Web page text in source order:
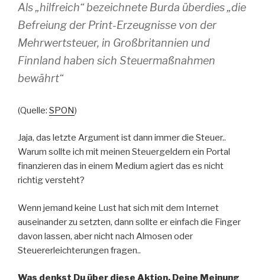
Als „hilfreich“ bezeichnete Burda überdies „die
Befreiung der Print-Erzeugnisse von der
Mehrwertsteuer, in Großbritannien und
Finnland haben sich Steuermaßnahmen
bewährt“
(Quelle: SPON)
Jaja, das letzte Argument ist dann immer die Steuer..
Warum sollte ich mit meinen Steuergeldern ein Portal
finanzieren das in einem Medium agiert das es nicht
richtig versteht?
Wenn jemand keine Lust hat sich mit dem Internet
auseinander zu setzten, dann sollte er einfach die Finger
davon lassen, aber nicht nach Almosen oder
Steuererleichterungen fragen..
Was denkst Du über diese Aktion, Deine Meinung